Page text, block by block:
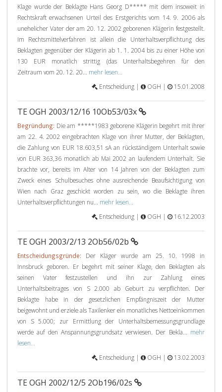
Klage wurde der Beklagte Hans Georg D***** mit dem insoweit in
Rechtskraft erwachsenen Urteil des Erstgerichts vom 14. 9. 2006 als
unehelicher Vater der am 20. 12. 2002 geborenen Klägerin festgestellt.
Im Rechtsmittelverfahren ist allein die Unterhaltsverpflichtung des
Beklagten gegenüber der Klägerin ab 1. 1. 2004 bis zu einer Höhe von
130 EUR monatlich strittig (das Unterhaltsbegehren für den
Zeitraum vom 20. 12. 20... mehr lesen...
Entscheidung |
OGH | 15.01.2008
TE OGH 2003/12/16 10Ob53/03x
Begründung: Die am *****1983 geborene Klägerin begehrt mit ihrer
am 22. 4. 2002 eingebrachten Klage von ihrer Mutter, der Beklagten,
die Zahlung von EUR 18.603,51 sA an rückständigem Unterhalt sowie
von EUR 363,36 monatlich ab Mai 2002 an laufendem Unterhalt. Sie
brachte vor, bereits im Alter von 14 Jahren von der Beklagten zum
Zweck eines Schulbesuches ohne ausreichende Beaufsichtigung von
Wien nach Graz geschickt worden zu sein, wo die Beklagte ihren
Unterhaltsverpflichtungen nu... mehr lesen...
Entscheidung |
OGH | 16.12.2003
TE OGH 2003/2/13 2Ob56/02b
Entscheidungsgründe: Der Kläger wurde am 25. 10. 1998 in
Innsbruck geboren. Er begehrt mit seiner Klage, den Beklagten als
seinen Vater festzustellen und ihn zur Zahlung eines
Unterhaltsbeitrages von S 2.000 ab Geburt zu verpflichten. Der
Beklagte habe in der gesetzlichen Empfängniszeit der Mutter
beigewohnt und erziele als Taxilenker ein monatliches Nettoeinkommen
von S 5.000; zur Ermittlung der Unterhaltsbemessungsgrundlage
werde auf den Anspannungsgrundsatz verwiesen. Der Bekla... mehr
lesen...
Entscheidung |
OGH | 13.02.2003
TE OGH 2002/12/5 2Ob196/02s